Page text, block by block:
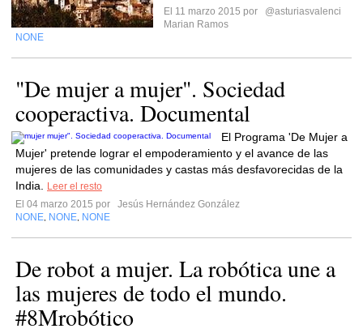
El 11 marzo 2015 por
@asturiasvalenci
Marian Ramos
NONE
"De mujer a mujer". Sociedad
cooperactiva. Documental
El Programa 'De Mujer a
Mujer' pretende lograr el empoderamiento y el avance de las
mujeres de las comunidades y castas más desfavorecidas de la
India.
Leer el resto
El 04 marzo 2015 por
Jesús Hernández González
NONE NONE NONE
De robot a mujer. La robótica une a
las mujeres de todo el mundo.
#8Mrobótico